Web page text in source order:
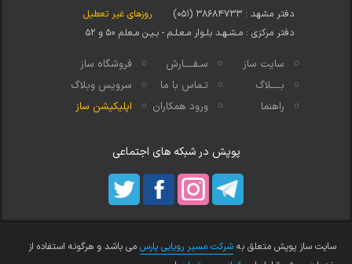
دفتر مشهد : ۳۸۶۸۴۷۳۳ (۰۵۱)
روزهای غیر تعطیل
دفتر مرکزی : مـشـهـد بلـوار مـعـلـم - بـیـن مـعلم ۵۰ و ۵۲
سایت ساز سـفــــارش
فروشگاه ساز
بــــلاگ
تـماس با ما
سرویس وبلاگ
راهنما
ورود همکاران اپلیکیشن ساز
پوپش در شبکه های اجتماعی
سایت ساز پوپش متعلق به شرکت مسیر رویایی پارس می باشد و هرگونه استفاده از